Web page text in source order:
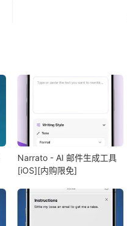
Narrato - AI 邮件生成工具
[iOS][内购限免]